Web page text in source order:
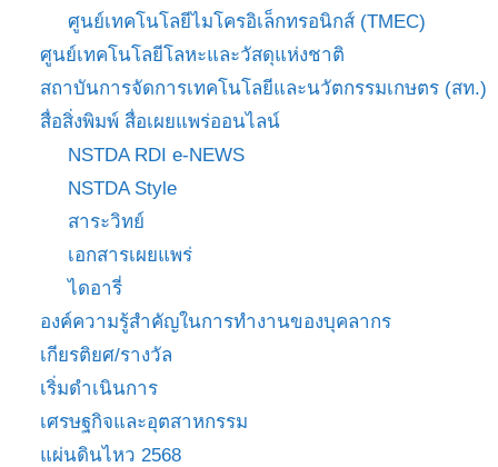
ศูนย์เทคโนโลยีไมโครอิเล็กทรอนิกส์ (TMEC)
ศูนย์เทคโนโลยีโลหะและวัสดุแห่งชาติ
สถาบันการจัดการเทคโนโลยีและนวัตกรรมเกษตร (สท.)
สื่อสิ่งพิมพ์ สื่อเผยแพร่ออนไลน์
NSTDA RDI e-NEWS
NSTDA Style
สาระวิทย์
เอกสารเผยแพร่
ไดอารี่
องค์ความรู้สำคัญในการทำงานของบุคลากร
เกียรติยศ/รางวัล
เริ่มดำเนินการ
เศรษฐกิจและอุตสาหกรรม
แผ่นดินไหว 2568